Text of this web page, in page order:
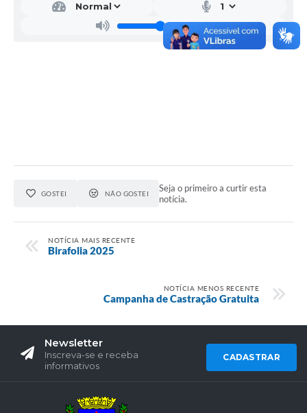
GOSTEI NÃO GOSTEI
Seja o primeiro a curtir esta
notícia.
NOTÍCIA MAIS RECENTE
Birafolia 2025
NOTÍCIA MENOS RECENTE
Campanha de Castração Gratuita
Newsletter
Inscreva-se e receba
informativos
CADASTRAR